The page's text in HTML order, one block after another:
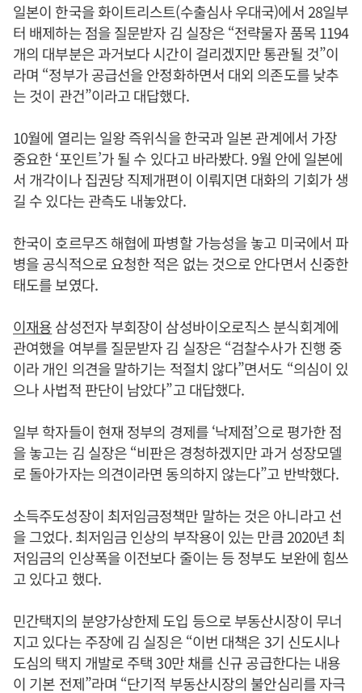
일본이 한국을 화이트리스트(수출심사 우대국)에서 28일부
터 배제하는 점을 질문받자 김 실장은 “전략물자 품목 1194
개의 대부분은 과거보다 시간이 걸리겠지만 통관될 것”이
라며 “정부가 공급선을 안정화하면서 대외 의존도를 낮추
는 것이 관건”이라고 대답했다.
10월에 열리는 일왕 즉위식을 한국과 일본 관계에서 가장
중요한 ‘포인트’가 될 수 있다고 바라봤다. 9월 안에 일본에
서 개각이나 집권당 직제개편이 이뤄지면 대화의 기회가 생
길 수 있다는 관측도 내놓았다.
한국이 호르무즈 해협에 파병할 가능성을 놓고 미국에서 파
병을 공식적으로 요청한 적은 없는 것으로 안다면서 신중한
태도를 보였다.
이재용삼성전자 부회장이 삼성바이오로직스 분식회계에
관여했을 여부를 질문받자 김 실장은 “검찰수사가 진행 중
이라 개인 의견을 말하기는 적절치 않다”면서도 “의심이 있
으나 사법적 판단이 남았다”고 대답했다.
일부 학자들이 현재 정부의 경제를 ‘낙제점’으로 평가한 점
을 놓고는 김 실장은 “비판은 경청하겠지만 과거 성장모델
로 돌아가자는 의견이라면 동의하지 않는다”고 반박했다.
소득주도성장이 최저임금정책만 말하는 것은 아니라고 선
을 그었다. 최저임금 인상의 부작용이 있는 만큼 2020년 최
저임금의 인상폭을 이전보다 줄이는 등 정부도 보완에 힘쓰
고 있다고 했다.
민간택지의 분양가상한제 도입 등으로 부동산시장이 무너
지고 있다는 주장에 김 실징은 “이번 대책은 3기 신도시나
도심의 택지 개발로 주택 30만 채를 신규 공급한다는 내용
이 기본 전제”라며 “단기적 부동산시장의 불안심리를 자극